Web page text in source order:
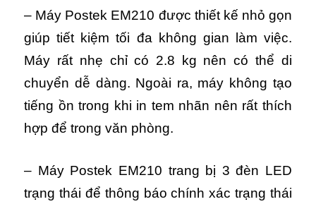
– Máy Postek EM210 được thiết kế nhỏ gọn
giúp tiết kiệm tối đa không gian làm việc.
Máy rất nhẹ chỉ có 2.8 kg nên có thể di
chuyển dễ dàng. Ngoài ra, máy không tạo
tiếng ồn trong khi in tem nhãn nên rất thích
hợp để trong văn phòng.
– Máy Postek EM210 trang bị 3 đèn LED
trạng thái để thông báo chính xác trạng thái